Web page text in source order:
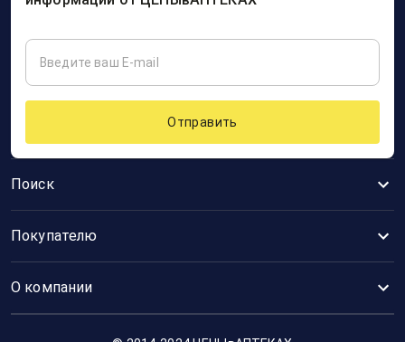
Поиск
Покупателю
О компании
Отправить